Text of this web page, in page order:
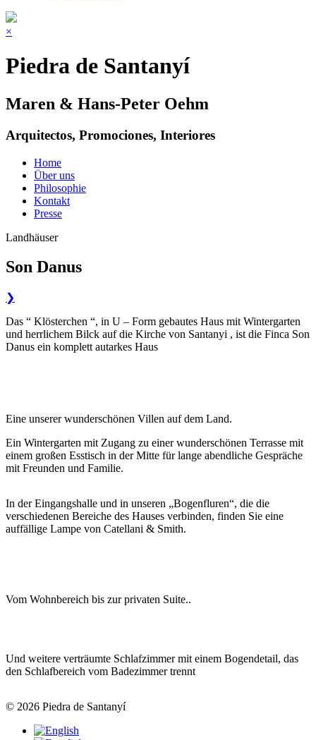
×
Piedra de Santanyí
Maren & Hans-Peter Oehm
Arquitectos, Promociones, Interiores
Home
Über uns
Philosophie
Kontakt
Presse
Landhäuser
Son Danus
❯
Das “ Klösterchen “, in U – Form gebautes Haus mit Wintergarten
und herrlichem Bilck auf die Kirche von Santanyi , ist die Finca Son
Danus ein komplett autarkes Haus
Eine unserer wunderschönen Villen auf dem Land.
Ein Wintergarten mit Zugang zu einer wunderschönen Terrasse mit
einem großen Esstisch in der Mitte für lange abendliche Gespräche
mit Freunden und Familie.
In der Eingangshalle und in unseren „Bogenfluren“, die die
verschiedenen Bereiche des Hauses verbinden, finden Sie eine
auffällige Lampe von Catellani & Smith.
Vom Wohnbereich bis zur privaten Suite..
Und weitere verträumte Schlafzimmer mit einem Bogendetail, das
den Schlafbereich vom Badezimmer trennt
© 2026 Piedra de Santanyí